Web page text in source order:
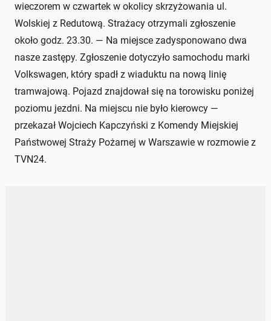
wieczorem w czwartek w okolicy skrzyżowania ul.
Wolskiej z Redutową. Strażacy otrzymali zgłoszenie
około godz. 23.30. — Na miejsce zadysponowano dwa
nasze zastępy. Zgłoszenie dotyczyło samochodu marki
Volkswagen, który spadł z wiaduktu na nową linię
tramwajową. Pojazd znajdował się na torowisku poniżej
poziomu jezdni. Na miejscu nie było kierowcy —
przekazał Wojciech Kapczyński z Komendy Miejskiej
Państwowej Straży Pożarnej w Warszawie w rozmowie z
TVN24.